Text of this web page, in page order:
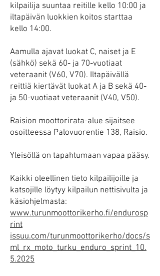
kilpailija suuntaa reitille kello 10:00 ja
iltapäivän luokkien koitos starttaa
kello 14:00.
Aamulla ajavat luokat C, naiset ja E
(sähkö) sekä 60- ja 70-vuotiaat
veteraanit (V60, V70). Iltapäivällä
reittiä kiertävät luokat A ja B sekä 40-
ja 50-vuotiaat veteraanit (V40, V50).
Raision moottorirata-alue sijaitsee
osoitteessa Palovuorentie 138, Raisio.
Yleisöllä on tapahtumaan vapaa pääsy.
Kaikki oleellinen tieto kilpailijoille ja
katsojille löytyy kilpailun nettisivulta ja
käsiohjelmasta:
www.turunmoottorikerho.fi/endurosp
rint
issuu.com/turunmoottorikerho/docs/s
ml_rx_moto_turku_enduro_sprint_10.
5.2025